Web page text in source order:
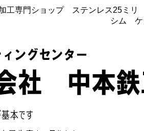
加工専門ショップ ステンレス25
シム ケ